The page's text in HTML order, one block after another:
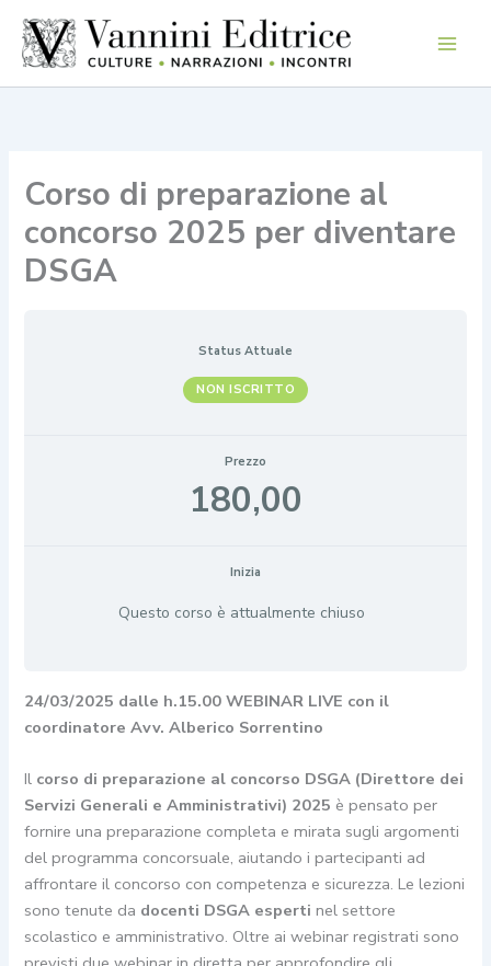
contenuto
Corso di preparazione al
concorso 2025 per diventare
DSGA
Status Attuale
NON ISCRITTO
Prezzo
180,00
Inizia
Questo corso è attualmente chiuso
24/03/2025 dalle h.15.00 WEBINAR LIVE con il
coordinatore Avv. Alberico Sorrentino
Il corso di preparazione al concorso DSGA (Direttore dei
Servizi Generali e Amministrativi) 2025 è pensato per
fornire una preparazione completa e mirata sugli argomenti
del programma concorsuale, aiutando i partecipanti ad
affrontare il concorso con competenza e sicurezza. Le lezioni
sono tenute da docenti DSGA esperti nel settore
scolastico e amministrativo. Oltre ai webinar registrati sono